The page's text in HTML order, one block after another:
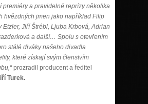
premiéry a pravidelné reprízy několika
hvězdných jmen jako například Filip
Etzler, Jiří Štrébl, Ljuba Krbová, Adrian
a další… Spolu s otevřením
stálé diváky našeho divadla
které získají svým členstvím
prozradil producent a ředitel
Turek.